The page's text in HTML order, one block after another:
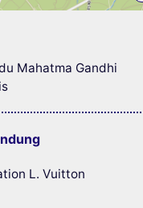
Mahatma Gandhi
L. Vuitton